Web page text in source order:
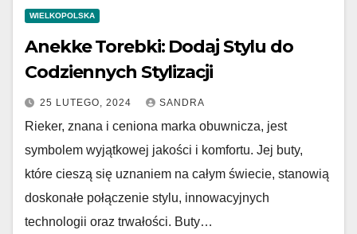
WIELKOPOLSKA
Anekke Torebki: Dodaj Stylu do
Codziennych Stylizacji
25 LUTEGO, 2024 SANDRA
Rieker, znana i ceniona marka obuwnicza, jest
symbolem wyjątkowej jakości i komfortu. Jej buty,
które cieszą się uznaniem na całym świecie, stanowią
doskonałe połączenie stylu, innowacyjnych
technologii oraz trwałości. Buty…